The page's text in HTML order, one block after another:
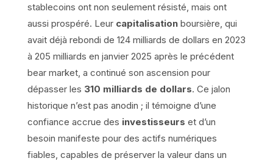
stablecoins ont non seulement résisté, mais ont
aussi prospéré. Leur capitalisationboursière, qui
avait déjà rebondi de 124 milliards de dollars en 2023
à 205 milliards en janvier 2025 après le précédent
bear market, a continué son ascension pour
dépasser les 310 milliards de dollars. Ce jalon
historique n’est pas anodin ; il témoigne d’une
confiance accrue des investisseurs et d’un
besoin manifeste pour des actifs numériques
fiables, capables de préserver la valeur dans un